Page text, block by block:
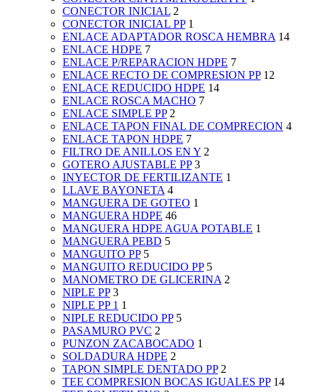
CONECTOR INICIAL 2
CONECTOR INICIAL PP 1
ENLACE ADAPTADOR ROSCA HEMBRA 14
ENLACE HDPE 7
ENLACE P/REPARACION HDPE 7
ENLACE RECTO DE COMPRESION PP 12
ENLACE REDUCIDO HDPE 14
ENLACE ROSCA MACHO 7
ENLACE SIMPLE PP 2
ENLACE TAPON FINAL DE COMPRECION 4
ENLACE TAPON HDPE 7
FILTRO DE ANILLOS EN Y 2
GOTERO AJUSTABLE PP 3
INYECTOR DE FERTILIZANTE 1
LLAVE BAYONETA 4
MANGUERA DE GOTEO 1
MANGUERA HDPE 46
MANGUERA HDPE AGUA POTABLE 1
MANGUERA PEBD 5
MANGUITO PP 5
MANGUITO REDUCIDO PP 5
MANOMETRO DE GLICERINA 2
NIPLE PP 3
NIPLE PP 1 1
NIPLE REDUCIDO PP 5
PASAMURO PVC 2
PUNZON ZACABOCADO 1
SOLDADURA HDPE 2
TAPON SIMPLE DENTADO PP 2
TEE COMPRESION BOCAS IGUALES PP 14